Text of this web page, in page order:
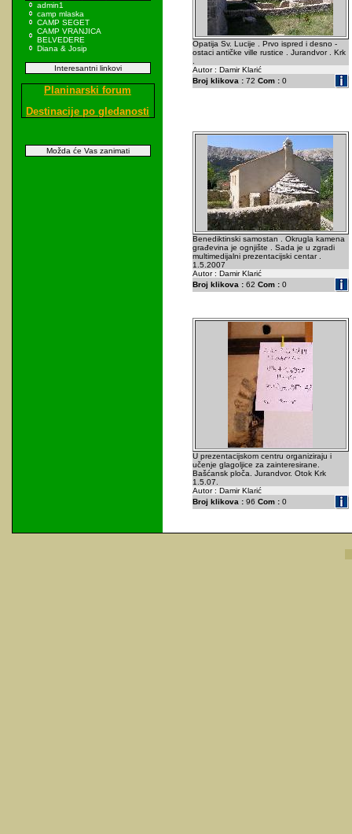
admin1
camp mlaska
CAMP SEGET
CAMP VRANJICA
BELVEDERE
Diana & Josip
Interesantni linkovi
Planinarski forum
Destinacije po gledanosti
Možda će Vas zanimati
Opatija Sv. Lucije . Prvo ispred i desno -
ostaci antičke ville rustice . Jurandvor . Krk
Autor : Damir Klarić
Broj klikova :72 Com :0
Benediktinski samostan . Okrugla kamena
građevina je ognjište . Sada je u zgradi
multimedijalni prezentacijski centar .
1.5.2007
Autor : Damir Klarić
Broj klikova :62 Com :0
U prezentacijskom centru organiziraju i
učenje glagoljice za zainteresirane.
Bašćansk ploča. Jurandvor. Otok Krk
1.5.07.
Autor : Damir Klarić
Broj klikova :96 Com :0